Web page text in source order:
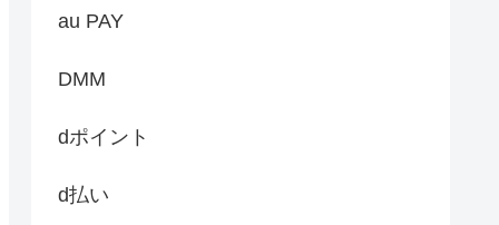
au PAY
DMM
dポイント
d払い